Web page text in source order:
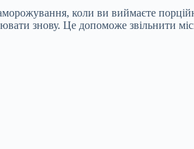
коли ви виймаєте
знову. Це допоможе звільнити